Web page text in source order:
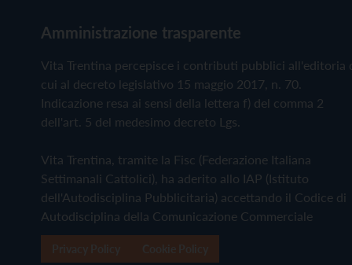
Amministrazione trasparente
Vita Trentina percepisce i contributi pubblici all'editoria
cui al decreto legislativo 15 maggio 2017, n. 70.
Indicazione resa ai sensi della lettera f) del comma 2
dell'art. 5 del medesimo decreto Lgs.
Vita Trentina, tramite la Fisc (Federazione Italiana
Settimanali Cattolici), ha aderito allo IAP (Istituto
dell'Autodisciplina Pubblicitaria) accettando il Codice di
Autodisciplina della Comunicazione Commerciale